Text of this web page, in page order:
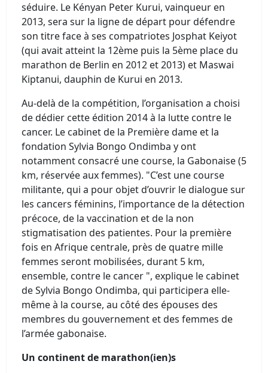
séduire. Le Kényan Peter Kurui, vainqueur en
2013, sera sur la ligne de départ pour défendre
son titre face à ses compatriotes Josphat Keiyot
(qui avait atteint la 12ème puis la 5ème place du
marathon de Berlin en 2012 et 2013) et Maswai
Kiptanui, dauphin de Kurui en 2013.
Au-delà de la compétition, l’organisation a choisi
de dédier cette édition 2014 à la lutte contre le
cancer. Le cabinet de la Première dame et la
fondation Sylvia Bongo Ondimba y ont
notamment consacré une course, la Gabonaise (5
km, réservée aux femmes). "C’est une course
militante, qui a pour objet d’ouvrir le dialogue sur
les cancers féminins, l’importance de la détection
précoce, de la vaccination et de la non
stigmatisation des patientes. Pour la première
fois en Afrique centrale, près de quatre mille
femmes seront mobilisées, durant 5 km,
ensemble, contre le cancer ", explique le cabinet
de Sylvia Bongo Ondimba, qui participera elle-
même à la course, au côté des épouses des
membres du gouvernement et des femmes de
l’armée gabonaise.
Un continent de marathon(ien)s